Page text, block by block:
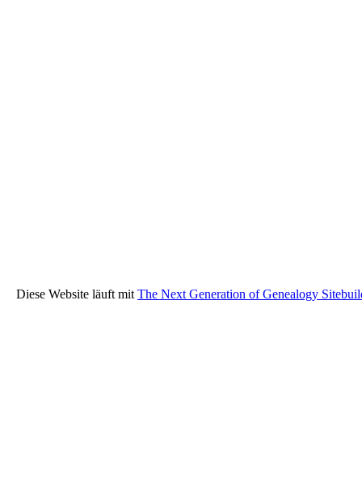
Diese Website läuft mit The Next Generation of Genealogy